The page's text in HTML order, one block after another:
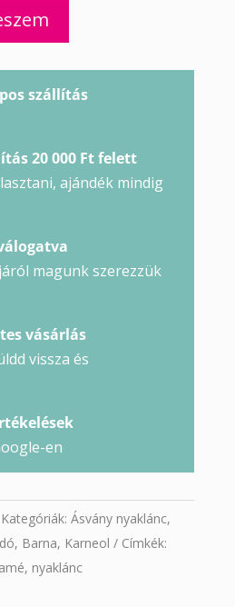
szállítás
20 000 Ft felett
ajándék mindig
magunk szerezzük
vásárlás
vissza és
en
Kategóriák: Ásvány nyaklánc,
, Barna, Karneol
Címkék:
, nyaklánc